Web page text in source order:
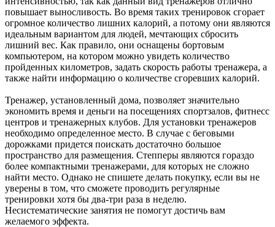
повышает выносливость. Во время таких тренировок сгорает
огромное количество лишних калорий, а потому они являются
идеальным вариантом для людей, мечтающих сбросить
лишний вес. Как правило, они оснащены бортовым
компьютером, на котором можно увидеть количество
пройденных километров, задать скорость работы тренажера, а
также найти информацию о количестве сгоревших калорий.
Тренажер, установленный дома, позволяет значительно
экономить время и деньги на посещениях спортзалов, фитнесс
центров и тренажерных клубов. Для установки тренажеров
необходимо определенное место. В случае с беговыми
дорожками придется поискать достаточно большое
пространство для размещения. Степперы являются гораздо
более компактными тренажерами, для которых не сложно
найти место. Однако не спишете делать покупку, если вы не
уверены в том, что сможете проводить регулярные
тренировки хотя бы два-три раза в неделю.
Несистематические занятия не помогут достичь вам
желаемого эффекта.